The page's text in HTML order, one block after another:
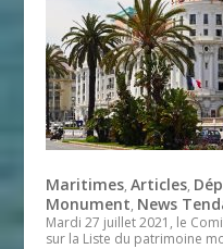
Maritimes,Articles,
Monument, News
Mardi 27 juillet 2021, le
sur la Liste du patrimoine